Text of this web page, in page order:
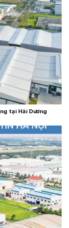
tại Hải Dương